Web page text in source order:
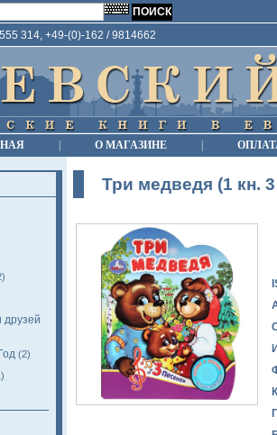
314, +49-(0)-162 / 9814662
О МАГАЗИНЕ
друзей
(2)
Три медведя (1 кн.